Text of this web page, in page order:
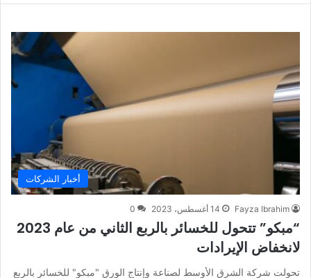
أخبار الشركات
Fayza Ibrahim 14 أغسطس، 2023 0
“مبكو” تتحول للخسائر بالربع الثاني من عام 2023
لانخفاض الإيرادات
تحولت شركة الشرق الأوسط لصناعة وإنتاج الورق "مبكو" للخسائر بالربع